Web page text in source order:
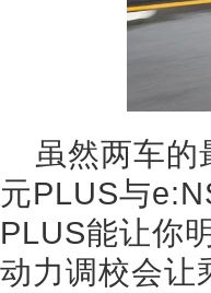
虽然两车的
元PLUS与
PLUS能让你
动力调校会让